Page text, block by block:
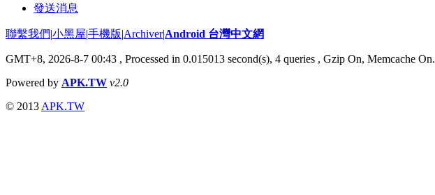
發送消息
聯繫我們|小黑屋|手機版|Archiver|Android 台灣中文網
GMT+8, 2026-8-7 00:43 , Processed in 0.015013 second(s), 4 queries , Gzip On, Memcache On.
Powered by APK.TW v2.0
© 2013 APK.TW